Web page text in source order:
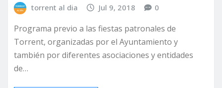
torrent al dia Jul 9, 2018 0
Programa previo a las fiestas patronales de
Torrent, organizadas por el Ayuntamiento y
también por diferentes asociaciones y entidades
de…